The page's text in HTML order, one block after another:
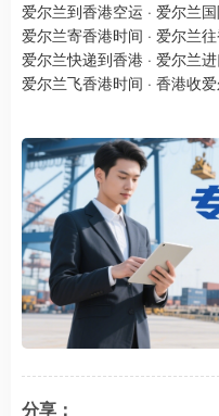
爱尔兰到香港空运 · 爱尔兰
爱尔兰寄香港时间 · 爱尔兰
爱尔兰快递到香港 · 爱尔兰进
爱尔兰飞香港时间 · 香港收
分享：